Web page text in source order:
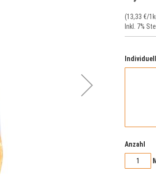
(13,33 €/
Inkl. 7%
Anzahl